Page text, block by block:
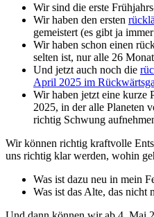
Wir sind die erste
Wir haben den ersten
gemeistert (es gibt ja
Wir haben schon einen
selten ist, nur alle 26
Und jetzt auch noch die
April 2025 im
Wir haben jetzt eine kurze
2025, in der alle Planeten
richtig Schwung
Wir können richtig kraftvolle
uns richtig klar werden, wohin
Was ist dazu neu in mein
Was ist das Alte, das nicht